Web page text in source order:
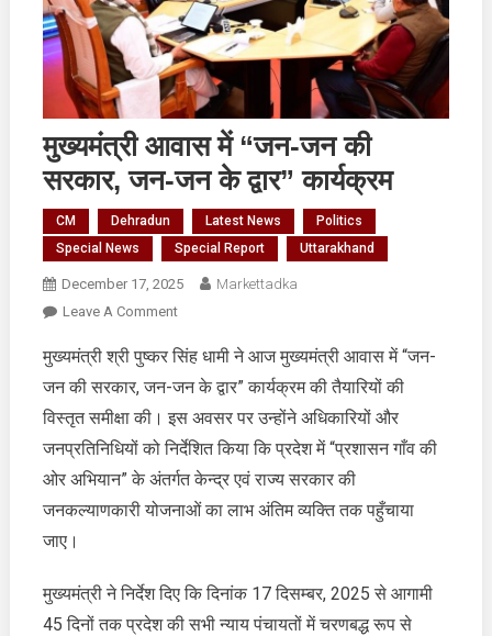
मुख्यमंत्री आवास में “जन-जन की
सरकार, जन-जन के द्वार” कार्यक्रम
CM Dehradun Latest News
Politics
Special News
Special Report Uttarakhand
December 17, 2025
Markettadka
Leave A CommentOn
आवास
में
“जन-
जन
की
सरकार,
जन-
द्वार”
कार्यक्रम
मुख्यमंत्री श्री पुष्कर सिंह धामी ने आज मुख्यमंत्री आवास में “जन-
जन की सरकार, जन-जन के द्वार” कार्यक्रम की तैयारियों की
विस्तृत समीक्षा की। इस अवसर पर उन्होंने अधिकारियों और
जनप्रतिनिधियों को निर्देशित किया कि प्रदेश में “प्रशासन गाँव की
ओर अभियान” के अंतर्गत केन्द्र एवं राज्य सरकार की
जनकल्याणकारी योजनाओं का लाभ अंतिम व्यक्ति तक पहुँचाया
जाए।
मुख्यमंत्री ने निर्देश दिए कि दिनांक 17 दिसम्बर, 2025 से आगामी
45 दिनों तक प्रदेश की सभी न्याय पंचायतों में चरणबद्ध रूप से